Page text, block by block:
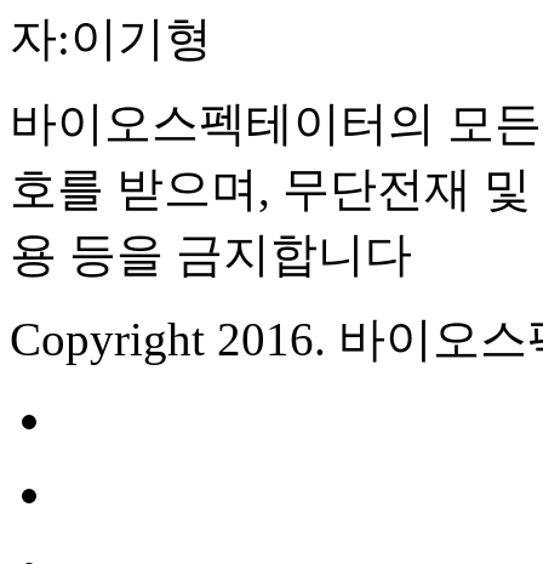
자:이기형
바이오스펙테이터의 모
호를 받으며, 무단전재
용 등을 금지합니다
Copyright 2016. 바이오